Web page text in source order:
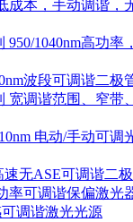
成本，手动调谐，
950/1040nm高功
波段可调谐二极
宽调谐范围、窄带
电动/手动可调
速无ASE可调谐二
率可调谐保偏激光
调谐激光光源